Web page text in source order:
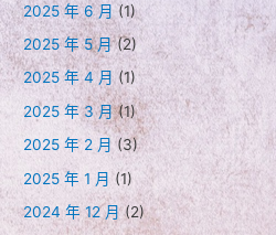
2025 年 6 月(1)
2025 年 5 月(2)
2025 年 4 月(1)
2025 年 3 月(1)
2025 年 2 月 (3)
2025 年 1 月 (1)
2024 年 12 月(2)